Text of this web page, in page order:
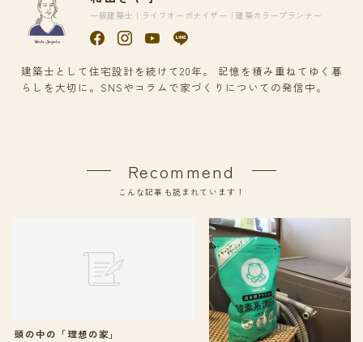
一級建築士｜ライフオーガナイザー｜建築カラープランナー
建築士として住宅設計を続けて20年。 記憶を積み重ねてゆく暮
らしを大切に。SNSやコラムで家づくりについての発信中。
Recommend
こんな記事も読まれています！
頭の中の「理想の家」